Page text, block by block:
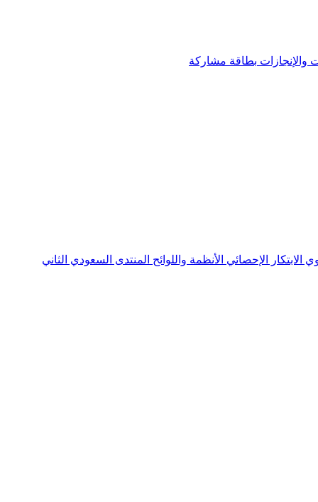
والإنجازات بطاقة مشاركة
الابتكار الإحصائي الأنظمة واللوائح المنتدى السعودي الثاني